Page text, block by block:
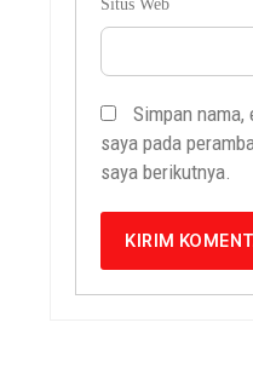
Situs Web
Simpan
saya pada
saya berikutnya.